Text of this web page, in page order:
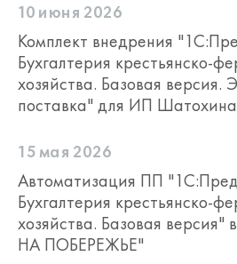
10 июня 2026
Комплект внедрения
Бухгалтерия крестьянско-
хозяйства. Базовая версия.
поставка" для ИП
15 мая 2026
Автоматизация ПП
Бухгалтерия крестьянско-
хозяйства. Базовая
НА ПОБЕРЕЖЬЕ"